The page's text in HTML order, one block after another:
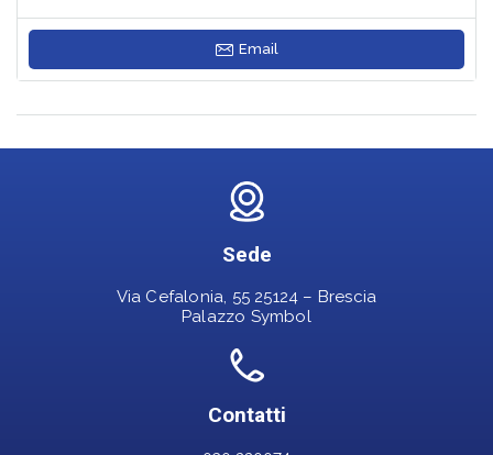
Email
Sede
Via Cefalonia, 55 25124 – Brescia
Palazzo Symbol
Contatti